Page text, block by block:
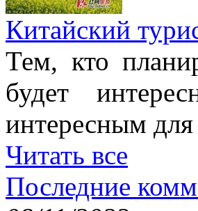
Китайский
Тем, кто
будет
интересным
Читать все
Последние